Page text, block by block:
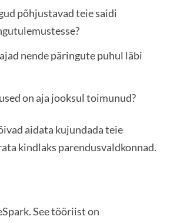
põhjustavad teie saidi
nende päringute puhul läbi
on aja jooksul toimunud?
aidata kujundada teie
kindlaks parendusvaldkonnad.
See tööriist on